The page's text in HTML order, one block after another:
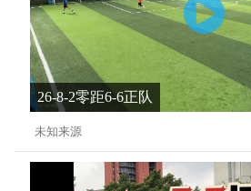
26-8-2零距6-6正队
未知来源